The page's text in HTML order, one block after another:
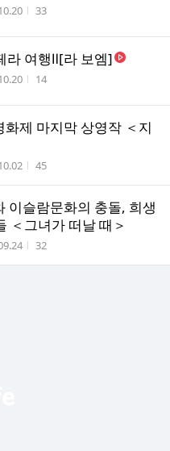
시간 조회수
33
라 여행Ⅱ[라 보엠]
시간 조회수
14
제 마지막 상영작 ＜지
시간 조회수
45
이슬람문화의 충돌, 희생
＜그녀가 떠날 때＞
시간 조회수
32